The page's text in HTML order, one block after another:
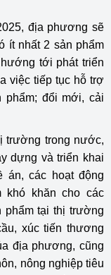
địa phương sẽ
ít nhất 2 sản phẩm
tới phát triển
việc tiếp tục hỗ trợ
phẩm; đổi mới, cải
trường trong nước,
dựng và triển khai
án, các hoạt động
khó khăn cho các
phẩm tại thị trường
xúc tiến thương
địa phương, cũng
nông nghiệp tiêu